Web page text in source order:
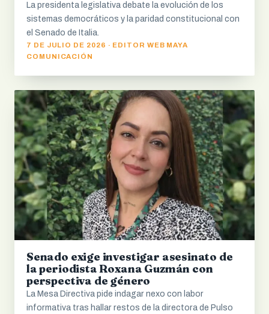
La presidenta legislativa debate la evolución de los
sistemas democráticos y la paridad constitucional con
el Senado de Italia.
7 DE JULIO DE 2026 · EDITOR WEB MAYA
COMUNICACIÓN
Senado exige investigar asesinato de
la periodista Roxana Guzmán con
perspectiva de género
La Mesa Directiva pide indagar nexo con labor
informativa tras hallar restos de la directora de Pulso